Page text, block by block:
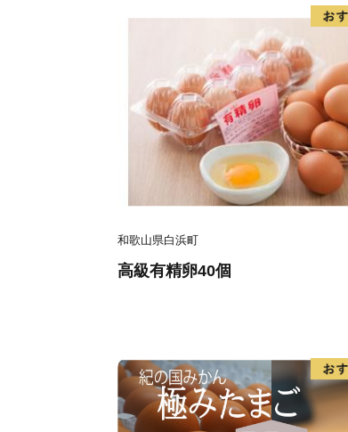
和歌山県白浜町
高級有精卵40個